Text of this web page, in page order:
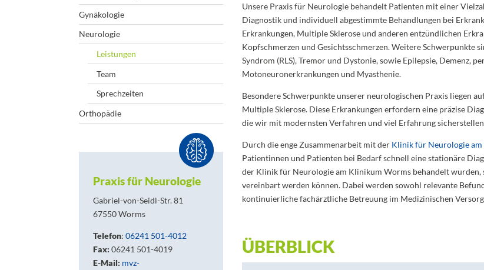
Gynäkologie
Neurologie
Leistungen
Team
Sprechzeiten
Orthopädie
Praxis für Neurologie
Gabriel-von-Seidl-Str. 81
67550 Worms
Telefon:06241 501-4012
Fax: 06241 501-4019
E-Mail: mvz-
Unsere Praxis für Neurologie behandelt Patienten mit einer
Diagnostik und individuell abgestimmte Behandlungen bei
Erkrankungen, Multiple Sklerose und anderen entzündlichen
Kopfschmerzen und Gesichtsschmerzen. Weitere Schwerpunkte
Syndrom (RLS), Tremor und Dystonie, sowie Epilepsie, Demenz,
Motoneuronerkrankungen und Myasthenie.
Besondere Schwerpunkte unserer neurologischen Praxis liegen
Multiple Sklerose. Diese Erkrankungen erfordern eine präzise
die wir mit modernsten Verfahren und viel Erfahrung
Durch die enge Zusammenarbeit mit der Klinik für Neurologie
Patientinnen und Patienten bei Bedarf schnell eine stationäre
der Klinik für Neurologie am Klinikum Worms behandelt wurden,
vereinbart werden können. Dabei werden sowohl relevante
kontinuierliche fachärztliche Betreuung im Medizinischen
ÜBERBLICK